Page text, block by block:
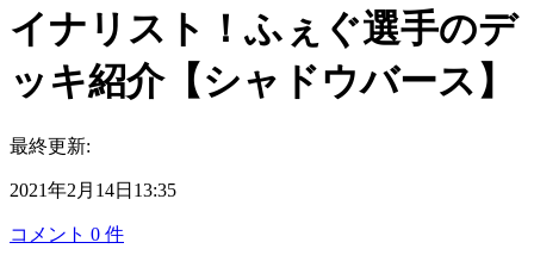
イナリスト！ふぇぐ選手のデ
ッキ紹介【シャドウバース】
最終更新:
2021年2月14日13:35
コメント 0 件